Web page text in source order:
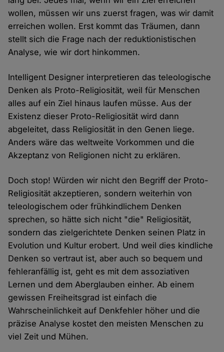
wollen, müssen wir uns zuerst fragen, was wir damit
erreichen wollen. Erst kommt das Träumen, dann
stellt sich die Frage nach der reduktionistischen
Analyse, wie wir dort hinkommen.
Intelligent Designer interpretieren das teleologische
Denken als Proto-Religiosität, weil für Menschen
alles auf ein Ziel hinaus laufen müsse. Aus der
Existenz dieser Proto-Religiosität wird dann
abgeleitet, dass Religiosität in den Genen liege.
Anders wäre das weltweite Vorkommen und die
Akzeptanz von Religionen nicht zu erklären.
Doch stop! Würden wir nicht den Begriff der Proto-
Religiosität akzeptieren, sondern weiterhin von
teleologischem oder frühkindlichem Denken
sprechen, so hätte sich nicht "die" Religiosität,
sondern das zielgerichtete Denken seinen Platz in
Evolution und Kultur erobert. Und weil dies kindliche
Denken so vertraut ist, aber auch so bequem und
fehleranfällig ist, geht es mit dem assoziativen
Lernen und dem Aberglauben einher. Ab einem
gewissen Freiheitsgrad ist einfach die
Wahrscheinlichkeit auf Denkfehler höher und die
präzise Analyse kostet den meisten Menschen zu
viel Zeit und Mühen.